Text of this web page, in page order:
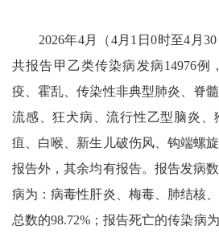
2026年4月（4月1日0时至4月30
共报告甲乙类传染病发病14976例
疫、霍乱、传染性非典型肺炎、脊
流感、狂犬病、流行性乙型脑炎、
疽、白喉、新生儿破伤风、钩端螺
报告外，其余均有报告。报告发病
病为：病毒性肝炎、梅毒、肺结核
总数的98.72%；报告死亡的传染病